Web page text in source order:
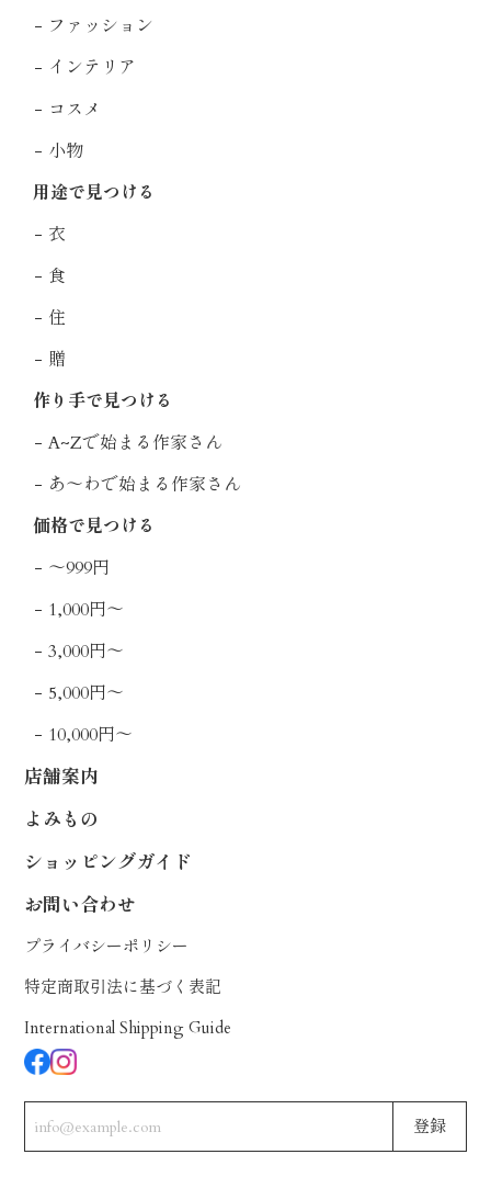
ファッション
インテリア
コスメ
小物
用途で見つける
衣
食
住
贈
作り手で見つける
A~Zで始まる作家さん
あ〜わで始まる作家さん
価格で見つける
〜999円
1,000円〜
3,000円〜
5,000円〜
10,000円〜
店舗案内
よみもの
ショッピングガイド
お問い合わせ
プライバシーポリシー
特定商取引法に基づく表記
International Shipping Guide
登録